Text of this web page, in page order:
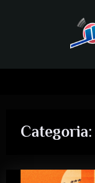
Categoria: